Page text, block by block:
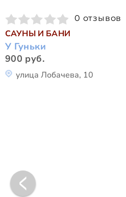
0 отзывов
САУНЫ И БАНИ
У Гуньки
900 руб.
улица Лобачева, 10